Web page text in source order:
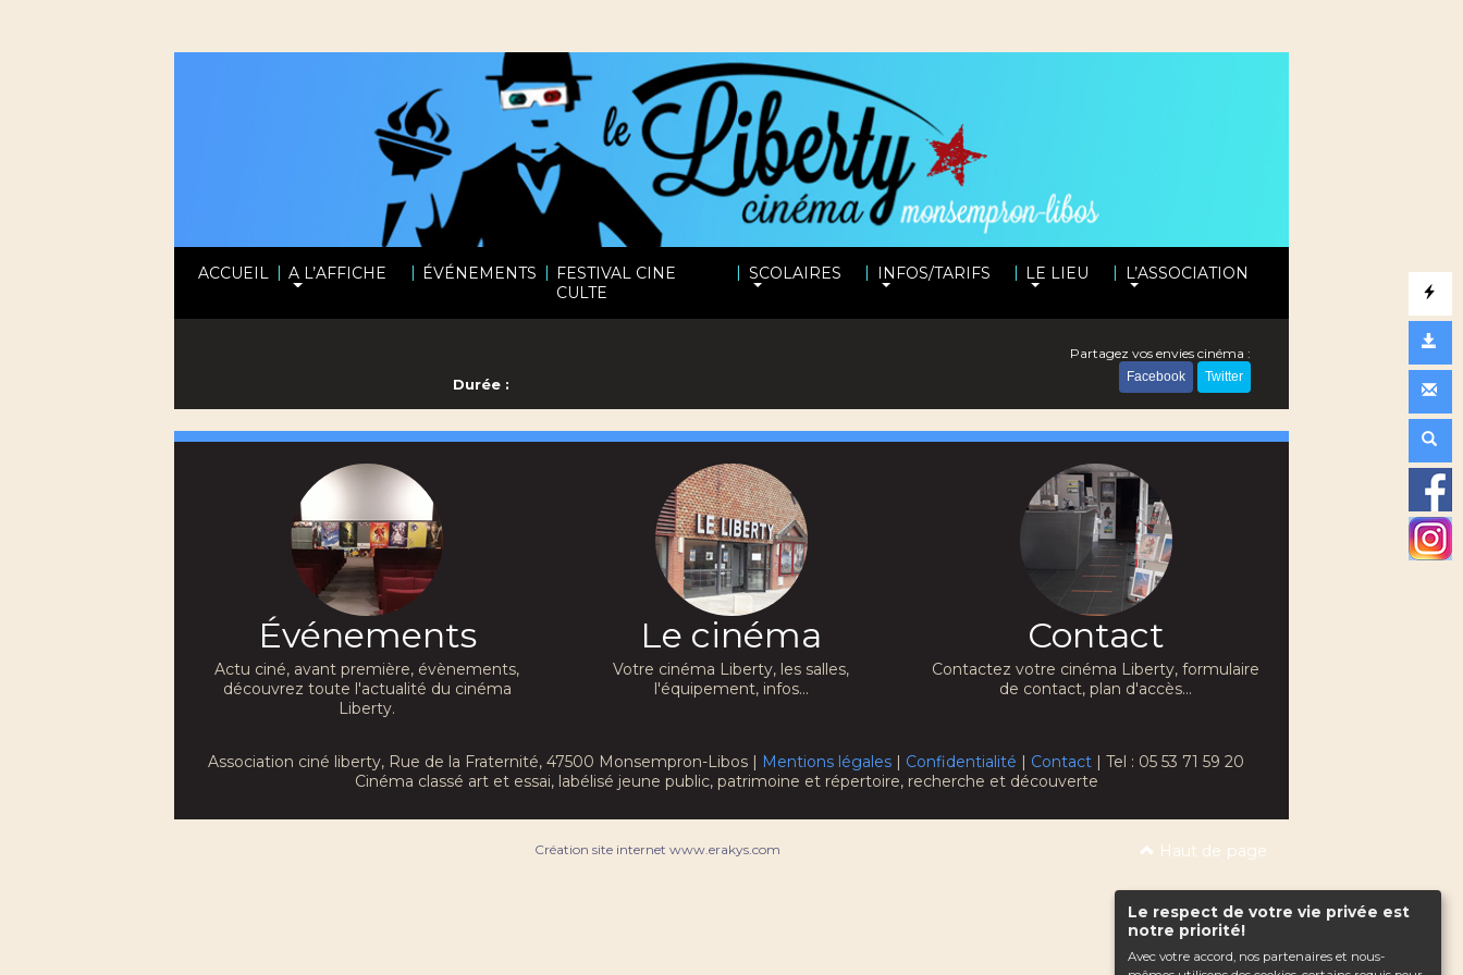
Le respect de votre vie privée est
notre priorité!
Avec votre accord, nos partenaires et nous-
ACCUEIL | A L’AFFICHE | ÉVÉNEMENTS | FESTIVAL CINE
CULTE
| SCOLAIRES | INFOS/TARIFS | LE LIEU | L’ASSOCIATION
Durée :
Partagez vos envies cinéma :
Facebook Twitter
Événements
Actu ciné, avant première, évènements,
découvrez toute l'actualité du cinéma
Liberty.
Le cinéma
Votre cinéma Liberty, les salles,
l'équipement, infos...
Contact
Contactez votre cinéma Liberty, formulaire
de contact, plan d'accès...
Association ciné liberty, Rue de la Fraternité, 47500 Monsempron-Libos | Mentions légales | Confidentialité | Contact | Tel : 05 53 71 59 20
Cinéma classé art et essai, labélisé jeune public, patrimoine et répertoire, recherche et découverte
Haut de page
Création site internet www.erakys.com